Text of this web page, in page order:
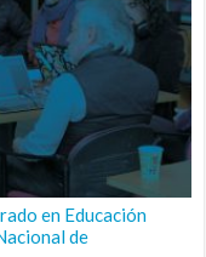
en Educación
de